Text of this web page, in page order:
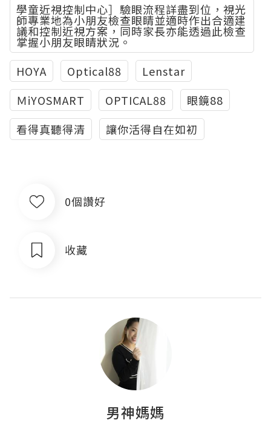
學童近視控制中心］驗眼流程詳盡到位，視光
師專業地為小朋友檢查眼睛並適時作出合適建
議和控制近視方案，同時家長亦能透過此檢查
掌握小朋友眼睛狀況。
HOYA
Optical88
Lenstar
ＭiYOSMART
OPTICAL88
眼鏡88
看得真聽得清
讓你活得自在如初
0個讚好
收藏
男神媽媽